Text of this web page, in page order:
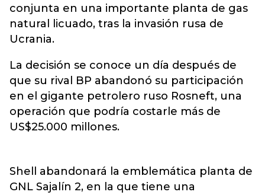
conjunta en una importante planta de gas
natural licuado, tras la invasión rusa de
Ucrania.
La decisión se conoce un día después de
que su rival BP abandonó su participación
en el gigante petrolero ruso Rosneft, una
operación que podría costarle más de
US$25.000 millones.
Shell abandonará la emblemática planta de
GNL Sajalín 2, en la que tiene una